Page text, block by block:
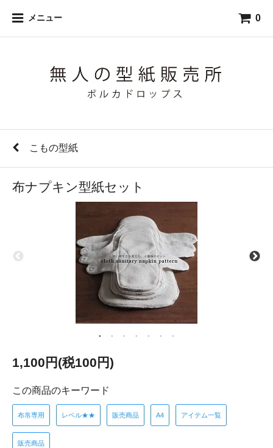
メニュー 0
こもの型紙
布ナプキン型紙セット
1,100円(税100円)
この商品のキーワード
布帛専用 レベル★★ 販売商品 A4 アイテム一覧
販売商品